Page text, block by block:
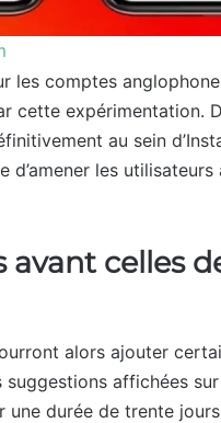
les comptes
cette expérimentation.
au sein
les
avant celles
alors ajouter
suggestions affichées
durée de trente